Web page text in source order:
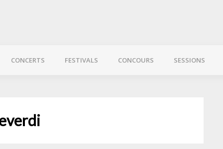
CONCERTS FESTIVALS CONCOURS SESSIONS